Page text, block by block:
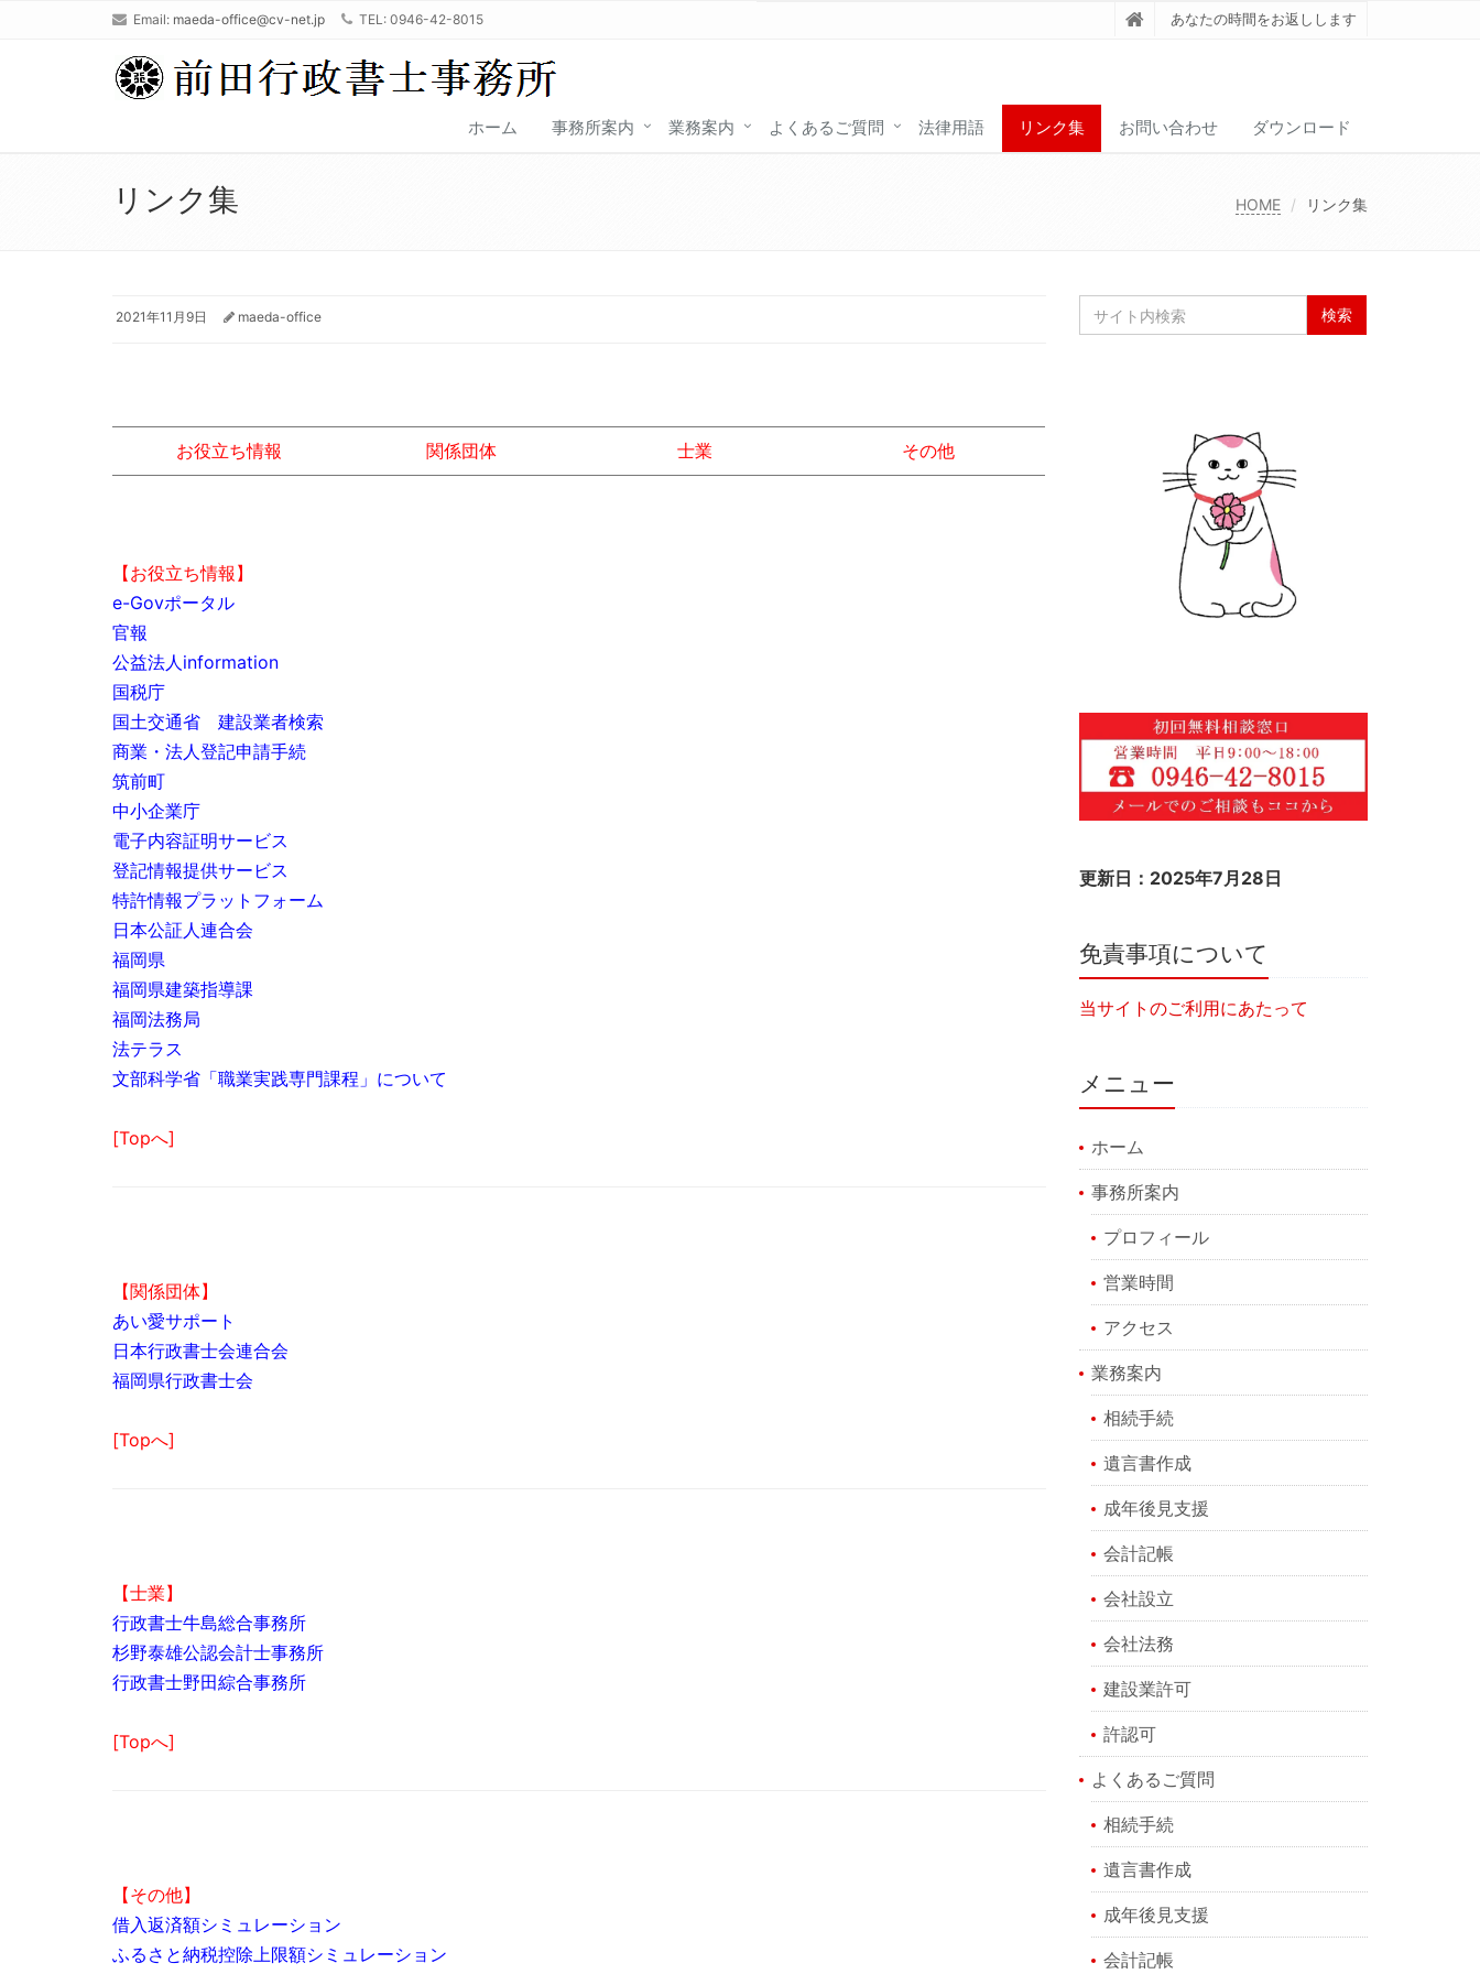
Email: maeda-office@cv-net.jp TEL: 0946-42-8015 あなたの時間をお返しします
ホーム 事務所案内 業務案内 よくあるご質問 法律用語 リンク集 お問い合わせ ダウンロード
リンク集 HOME リンク集
2021年11月9日 maeda-office
お役立ち情報 関係団体 士業 その他
【お役立ち情報】
e-Govポータル
官報
公益法人information
国税庁
国土交通省 建設業者検索
商業・法人登記申請手続
筑前町
中小企業庁
電子内容証明サービス
登記情報提供サービス
特許情報プラットフォーム
日本公証人連合会
福岡県
福岡県建築指導課
福岡法務局
法テラス
文部科学省「職業実践専門課程」について
[Topへ]
【関係団体】
あい愛サポート
日本行政書士会連合会
福岡県行政書士会
[Topへ]
【士業】
行政書士牛島総合事務所
杉野泰雄公認会計士事務所
行政書士野田綜合事務所
[Topへ]
【その他】
借入返済額シミュレーション
ふるさと納税控除上限額シミュレーション
更新日：2025年7月28日
免責事項について
当サイトのご利用にあたって
メニュー
ホーム
事務所案内
プロフィール
営業時間
アクセス
業務案内
相続手続
遺言書作成
成年後見支援
会計記帳
会社設立
会社法務
建設業許可
許認可
よくあるご質問
相続手続
遺言書作成
成年後見支援
会計記帳